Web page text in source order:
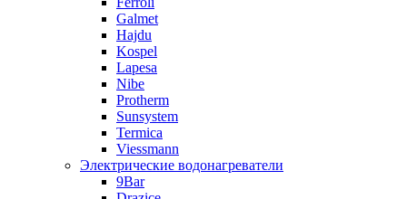
Galmet
Hajdu
Kospel
Lapesa
Nibe
Protherm
Sunsystem
Termica
Viessmann
Электрические водонагреватели
9Bar